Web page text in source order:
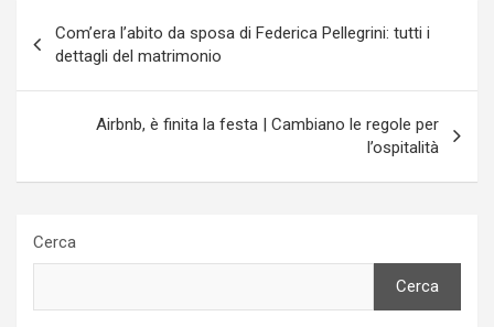
articoli
Com’era l’abito da sposa di Federica Pellegrini: tutti i
dettagli del matrimonio
Airbnb, è finita la festa | Cambiano le regole per
l’ospitalità
Cerca
Cerca